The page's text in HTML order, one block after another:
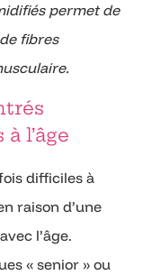
permet de
fibres
l’âge
difficiles à
raison d’une
l’âge.
« senior » ou